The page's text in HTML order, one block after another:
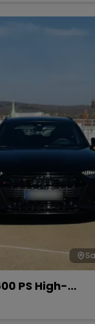
PS High-
Kombi